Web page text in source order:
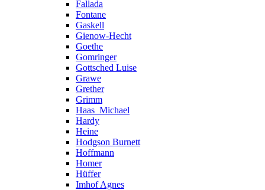
Fallada
Fontane
Gaskell
Gienow-Hecht
Goethe
Gomringer
Gottsched Luise
Grawe
Grether
Grimm
Haas_Michael
Hardy
Heine
Hodgson Burnett
Hoffmann
Homer
Hüffer
Imhof Agnes